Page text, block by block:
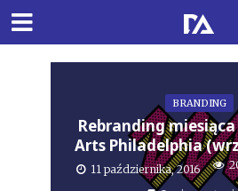
BRANDING
Rebranding
Arts Philadelphia
11 października, 2016